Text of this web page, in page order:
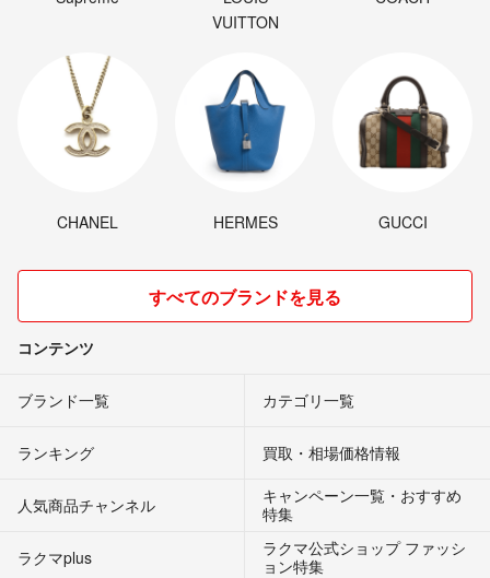
VUITTON
CHANEL HERMES GUCCI
すべてのブランドを見る
コンテンツ
ブランド一覧 カテゴリ一覧
ランキング 買取・相場価格情報
人気商品チャンネル
キャンペーン一覧・おすすめ
特集
ラクマplus
ラクマ公式ショップ ファッシ
ョン特集